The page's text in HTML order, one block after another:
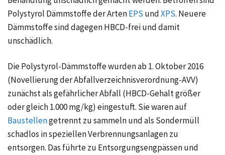
Polystyrol Dämmstoffe der ArtenEPS undXPS. Neuere
Dämmstoffe sind dagegen HBCD-frei und damit
unschädlich.
Die Polystyrol-Dämmstoffe wurden ab 1. Oktober 2016
(Novellierung der Abfallverzeichnisverordnung-AVV)
zunächst als gefährlicher Abfall (HBCD-Gehalt größer
oder gleich 1.000 mg/kg) eingestuft. Sie waren auf
Baustellengetrennt zu sammeln und als Sondermüll
schadlos in speziellen Verbrennungsanlagen zu
entsorgen. Das führte zu Entsorgungsengpässen und